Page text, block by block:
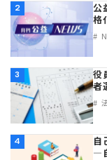
2
公
格
3
役
者
4
自
―